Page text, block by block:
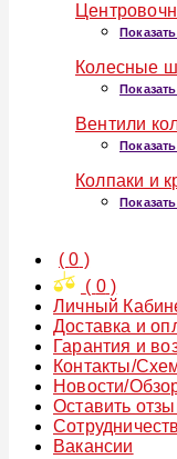
Колесные
Вентили
Колпаки и
(0 )
( 0)
Личный
Доставка и
Гарантия и
Контакты/
Новости/
Оставить
Вакансии